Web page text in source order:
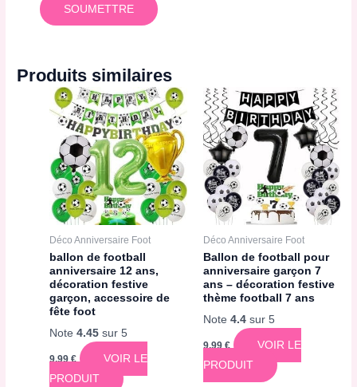
Produits similaires
Déco Anniversaire Foot
ballon de football
anniversaire 12 ans,
décoration festive
garçon, accessoire de
fête foot
Note4.45 sur 5
9,99€
VOIR LE
PRODUIT
Déco Anniversaire Foot
Ballon de football pour
anniversaire garçon 7
ans – décoration festive
thème football 7 ans
Note 4.4sur 5
9,99€
VOIR LE
PRODUIT